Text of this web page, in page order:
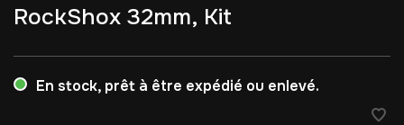
RockShox 32mm, Kit
En stock, prêt à être expédié ou enlevé.